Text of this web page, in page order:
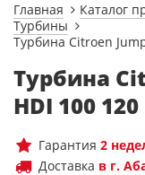
Главная Каталог
Турбины
Турбина Citroen
Турбина
HDI 100
Гарантия 2
Доставка в г.